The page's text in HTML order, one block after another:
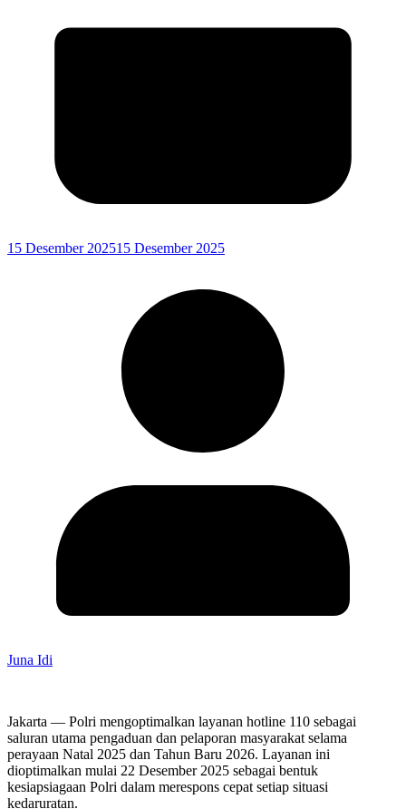
15 Desember 202515 Desember 2025
Juna Idi
Jakarta — Polri mengoptimalkan layanan hotline 110 sebagai
saluran utama pengaduan dan pelaporan masyarakat selama
perayaan Natal 2025 dan Tahun Baru 2026. Layanan ini
dioptimalkan mulai 22 Desember 2025 sebagai bentuk
kesiapsiagaan Polri dalam merespons cepat setiap situasi
kedaruratan.